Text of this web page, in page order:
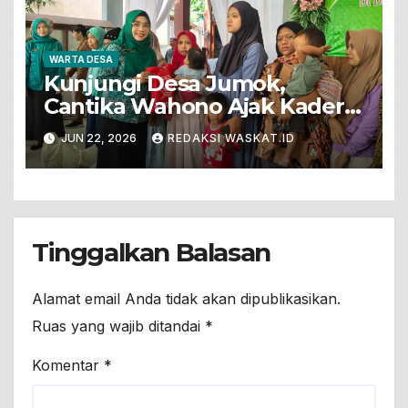
WARTA DESA
Kunjungi Desa Jumok,
Cantika Wahono Ajak Kader
PKK Wujudkan Keluarga
Sehat Berkualitas
JUN 22, 2026 REDAKSI WASKAT.ID
Tinggalkan Balasan
Alamat email Anda tidak akan dipublikasikan.
Ruas yang wajib ditandai *
Komentar *